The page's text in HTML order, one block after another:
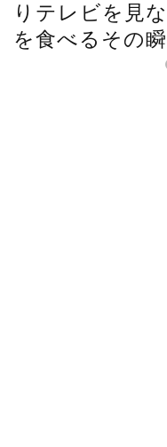
りテレビを見
を食べるその